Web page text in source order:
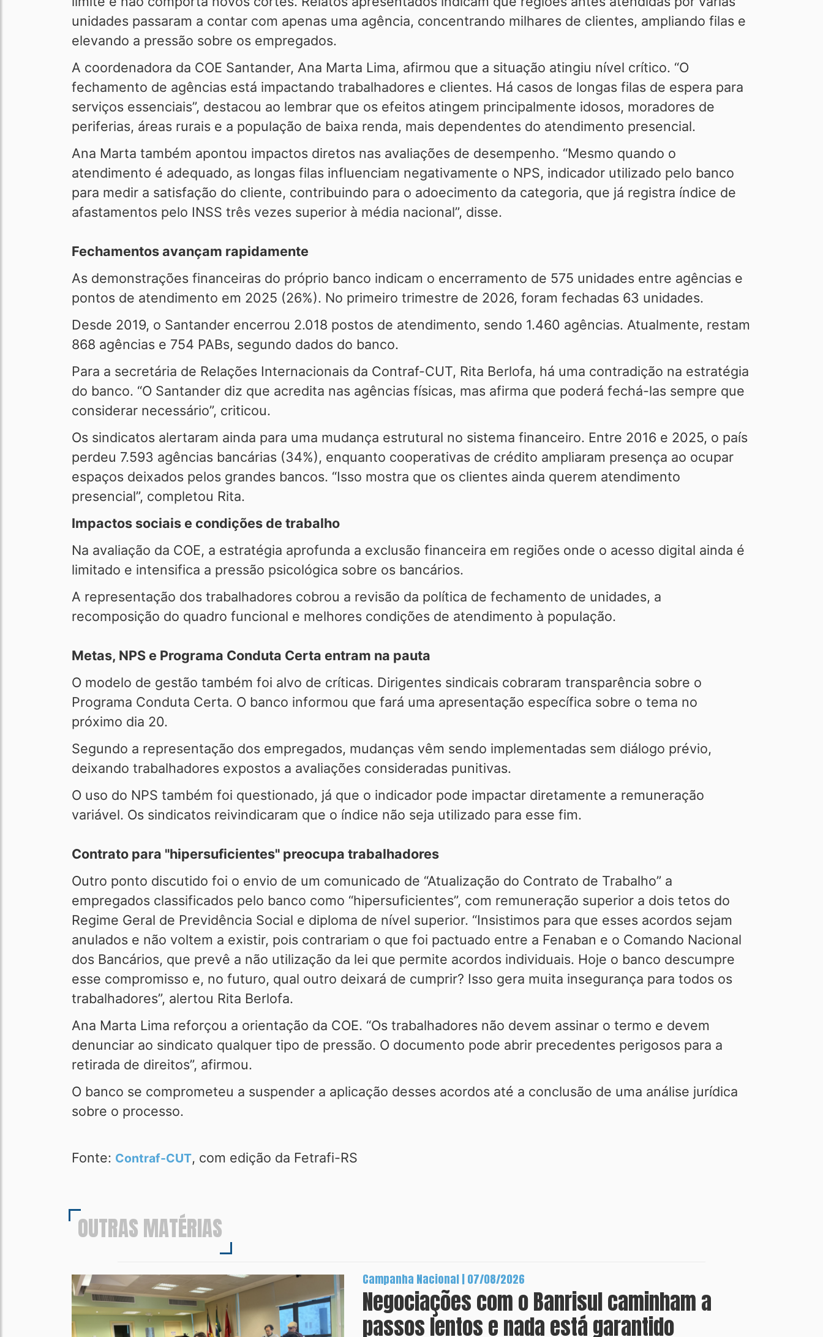
unidades passaram a contar com apenas uma agência, concentrando milhares de clientes, ampliando filas e
elevando a pressão sobre os empregados.
A coordenadora da COE Santander, Ana Marta Lima, afirmou que a situação atingiu nível crítico. “O
fechamento de agências está impactando trabalhadores e clientes. Há casos de longas filas de espera para
serviços essenciais”, destacou ao lembrar que os efeitos atingem principalmente idosos, moradores de
periferias, áreas rurais e a população de baixa renda, mais dependentes do atendimento presencial.
Ana Marta também apontou impactos diretos nas avaliações de desempenho. “Mesmo quando o
atendimento é adequado, as longas filas influenciam negativamente o NPS, indicador utilizado pelo banco
para medir a satisfação do cliente, contribuindo para o adoecimento da categoria, que já registra índice de
afastamentos pelo INSS três vezes superior à média nacional”, disse.
Fechamentos avançam rapidamente
As demonstrações financeiras do próprio banco indicam o encerramento de 575 unidades entre agências e
pontos de atendimento em 2025 (26%). No primeiro trimestre de 2026, foram fechadas 63 unidades.
Desde 2019, o Santander encerrou 2.018 postos de atendimento, sendo 1.460 agências. Atualmente, restam
868 agências e 754 PABs, segundo dados do banco.
Para a secretária de Relações Internacionais da Contraf-CUT, Rita Berlofa, há uma contradição na estratégia
do banco. “O Santander diz que acredita nas agências físicas, mas afirma que poderá fechá-las sempre que
considerar necessário”, criticou.
Os sindicatos alertaram ainda para uma mudança estrutural no sistema financeiro. Entre 2016 e 2025, o país
perdeu 7.593 agências bancárias (34%), enquanto cooperativas de crédito ampliaram presença ao ocupar
espaços deixados pelos grandes bancos. “Isso mostra que os clientes ainda querem atendimento
presencial”, completou Rita.
Impactos sociais e condições de trabalho
Na avaliação da COE, a estratégia aprofunda a exclusão financeira em regiões onde o acesso digital ainda é
limitado e intensifica a pressão psicológica sobre os bancários.
A representação dos trabalhadores cobrou a revisão da política de fechamento de unidades, a
recomposição do quadro funcional e melhores condições de atendimento à população.
Metas, NPS e Programa Conduta Certa entram na pauta
O modelo de gestão também foi alvo de críticas. Dirigentes sindicais cobraram transparência sobre o
Programa Conduta Certa. O banco informou que fará uma apresentação específica sobre o tema no
próximo dia 20.
Segundo a representação dos empregados, mudanças vêm sendo implementadas sem diálogo prévio,
deixando trabalhadores expostos a avaliações consideradas punitivas.
O uso do NPS também foi questionado, já que o indicador pode impactar diretamente a remuneração
variável. Os sindicatos reivindicaram que o índice não seja utilizado para esse fim.
Contrato para "hipersuficientes" preocupa trabalhadores
Outro ponto discutido foi o envio de um comunicado de “Atualização do Contrato de Trabalho” a
empregados classificados pelo banco como “hipersuficientes”, com remuneração superior a dois tetos do
Regime Geral de Previdência Social e diploma de nível superior. “Insistimos para que esses acordos sejam
anulados e não voltem a existir, pois contrariam o que foi pactuado entre a Fenaban e o Comando Nacional
dos Bancários, que prevê a não utilização da lei que permite acordos individuais. Hoje o banco descumpre
esse compromisso e, no futuro, qual outro deixará de cumprir? Isso gera muita insegurança para todos os
trabalhadores”, alertou Rita Berlofa.
Ana Marta Lima reforçou a orientação da COE. “Os trabalhadores não devem assinar o termo e devem
denunciar ao sindicato qualquer tipo de pressão. O documento pode abrir precedentes perigosos para a
retirada de direitos”, afirmou.
O banco se comprometeu a suspender a aplicação desses acordos até a conclusão de uma análise jurídica
sobre o processo.
Fonte: Contraf-CUT, com edição da Fetrafi-RS
OUTRAS MATÉRIAS
Campanha Nacional | 07/08/2026
Negociações com o Banrisul caminham a
passos lentos e nada está garantido